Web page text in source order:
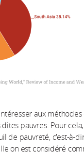
aux
pauvres. Pour
de pauvreté, c'est-à-
on est considéré